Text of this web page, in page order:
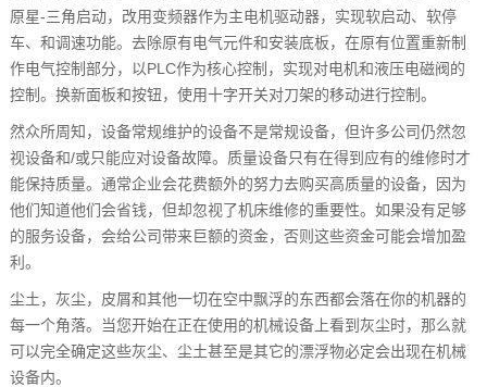
原星-三角启动，改用变频器作为主电机驱动器，实现软启动、软停
车、和调速功能。去除原有电气元件和安装底板，在原有位置重新制
作电气控制部分，以PLC作为核心控制，实现对电机和液压电磁阀的
控制。换新面板和按钮，使用十字开关对刀架的移动进行控制。
然众所周知，设备常规维护的设备不是常规设备，但许多公司仍然忽
视设备和/或只能应对设备故障。质量设备只有在得到应有的维修时才
能保持质量。通常企业会花费额外的努力去购买高质量的设备，因为
他们知道他们会省钱，但却忽视了机床维修的重要性。如果没有足够
的服务设备，会给公司带来巨额的资金，否则这些资金可能会增加盈
利。
尘土，灰尘，皮屑和其他一切在空中飘浮的东西都会落在你的机器的
每一个角落。当您开始在正在使用的机械设备上看到灰尘时，那么就
可以完全确定这些灰尘、尘土甚至是其它的漂浮物必定会出现在机械
设备内。